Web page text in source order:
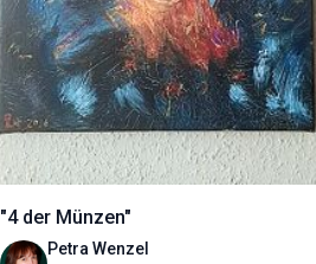
"4 der Münzen"
Petra Wenzel